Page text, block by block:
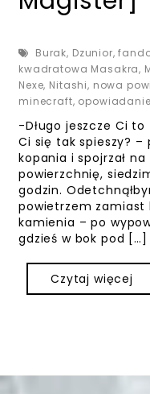
Burak, Dzunior,
kwadratowa Masakra,
Nexe, Nitashi, nowa
minecraft, opowiadanie
-Długo jeszcze Ci
Ci się tak spieszy?
kopania i spojrzał
powierzchnię,
godzin.
powietrzem zamiast
kamienia – po
gdzieś w bok pod […]
Czytaj więcej